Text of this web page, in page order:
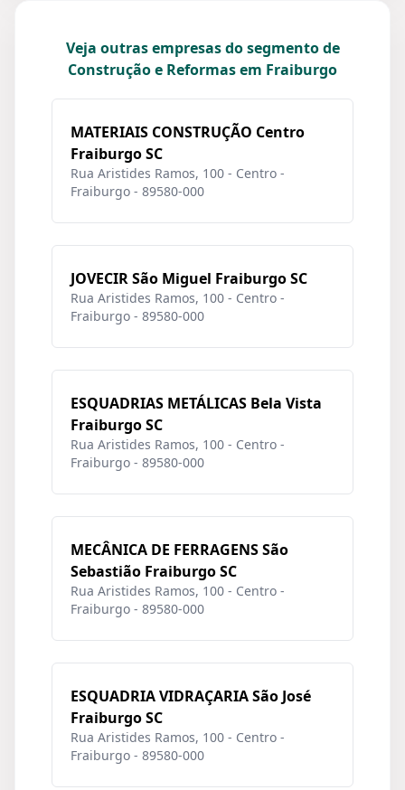
Veja outras empresas do segmento de
Construção e Reformas em Fraiburgo
MATERIAIS CONSTRUÇÃO Centro
Fraiburgo SC
Rua Aristides Ramos, 100 - Centro -
Fraiburgo - 89580-000
JOVECIR São Miguel Fraiburgo SC
Rua Aristides Ramos, 100 - Centro -
Fraiburgo - 89580-000
ESQUADRIAS METÁLICAS Bela Vista
Fraiburgo SC
Rua Aristides Ramos, 100 - Centro -
Fraiburgo - 89580-000
MECÂNICA DE FERRAGENS São
Sebastião Fraiburgo SC
Rua Aristides Ramos, 100 - Centro -
Fraiburgo - 89580-000
ESQUADRIA VIDRAÇARIA São José
Fraiburgo SC
Rua Aristides Ramos, 100 - Centro -
Fraiburgo - 89580-000